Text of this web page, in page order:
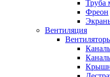
Труба
Фреон
Вентиляция